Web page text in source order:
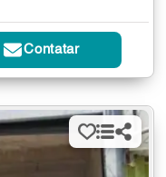
Contatar